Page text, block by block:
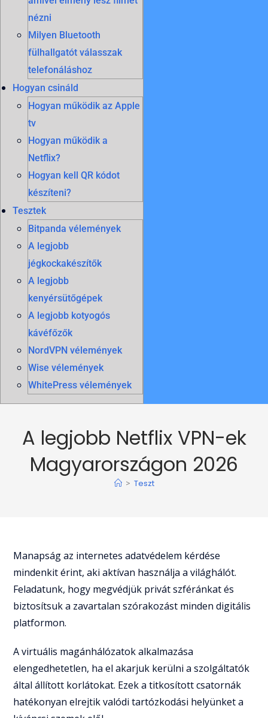
nézni
Milyen Bluetooth
fülhallgatót válasszak
telefonáláshoz
Hogyan csináld
Hogyan működik az Apple
tv
Hogyan működik a
Netflix?
Hogyan kell QR kódot
készíteni?
Tesztek
Bitpanda vélemények
A legjobb
jégkockakészítők
A legjobb
kenyérsütőgépek
A legjobb kotyogós
kávéfőzők
NordVPN vélemények
Wise vélemények
WhitePress vélemények
A legjobb Netflix VPN-ek
Magyarországon 2026
> Teszt
Manapság az internetes adatvédelem kérdése
mindenkit érint, aki aktívan használja a világhálót.
Feladatunk, hogy megvédjük privát szféránkat és
biztosítsuk a zavartalan szórakozást minden digitális
platformon.
A virtuális magánhálózatok alkalmazása
elengedhetetlen, ha el akarjuk kerülni a szolgáltatók
által állított korlátokat. Ezek a titkosított csatornák
hatékonyan elrejtik valódi tartózkodási helyünket a